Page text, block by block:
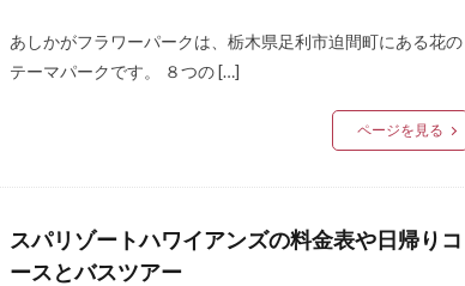
あしかがフラワーパークは、栃木県足利市迫間町にある花の
テーマパークです。 ８つの […]
ページを見る
スパリゾートハワイアンズの料金表や日帰りコ
ースとバスツアー